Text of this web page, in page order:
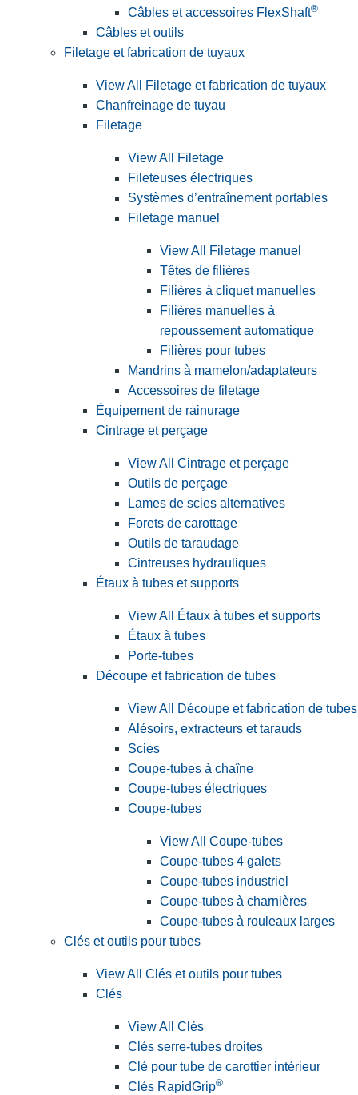
Câbles et accessoires FlexShaft®
Câbles et outils
Filetage et fabrication de tuyaux
View All Filetage et fabrication de tuyaux
Chanfreinage de tuyau
Filetage
View All Filetage
Fileteuses électriques
Systèmes d’entraînement portables
Filetage manuel
View All Filetage manuel
Têtes de filières
Filières à cliquet manuelles
Filières manuelles à
repoussement automatique
Filières pour tubes
Mandrins à mamelon/adaptateurs
Accessoires de filetage
Équipement de rainurage
Cintrage et perçage
View All Cintrage et perçage
Outils de perçage
Lames de scies alternatives
Forets de carottage
Outils de taraudage
Cintreuses hydrauliques
Étaux à tubes et supports
View All Étaux à tubes et supports
Étaux à tubes
Porte-tubes
Découpe et fabrication de tubes
View All Découpe et fabrication de tubes
Alésoirs, extracteurs et tarauds
Scies
Coupe-tubes à chaîne
Coupe-tubes électriques
Coupe-tubes
View All Coupe-tubes
Coupe-tubes 4 galets
Coupe-tubes industriel
Coupe-tubes à charnières
Coupe-tubes à rouleaux larges
Clés et outils pour tubes
View All Clés et outils pour tubes
Clés
View All Clés
Clés serre-tubes droites
Clé pour tube de carottier intérieur
Clés RapidGrip®